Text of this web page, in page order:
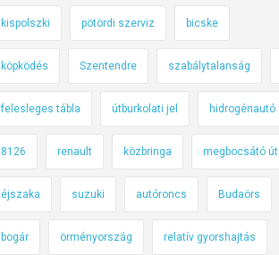
kispolszki pötördi szerviz bicske
köpködés Szentendre szabálytalanság
felesleges tábla útburkolati jel hidrogénautó
8126 renault közbringa megbocsátó út
éjszaka suzuki autóroncs Budaörs
bogár örményország relatív gyorshajtás